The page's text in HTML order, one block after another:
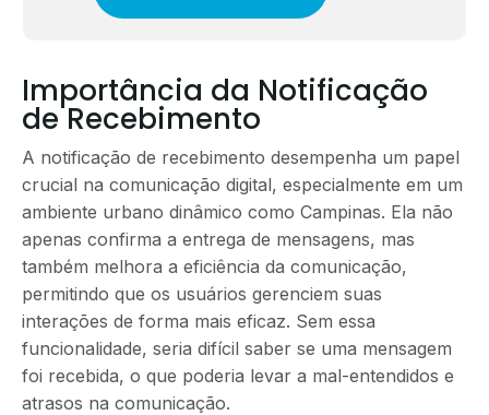
Importância da Notificação
de Recebimento
A notificação de recebimento desempenha um papel
crucial na comunicação digital, especialmente em um
ambiente urbano dinâmico como Campinas. Ela não
apenas confirma a entrega de mensagens, mas
também melhora a eficiência da comunicação,
permitindo que os usuários gerenciem suas
interações de forma mais eficaz. Sem essa
funcionalidade, seria difícil saber se uma mensagem
foi recebida, o que poderia levar a mal-entendidos e
atrasos na comunicação.